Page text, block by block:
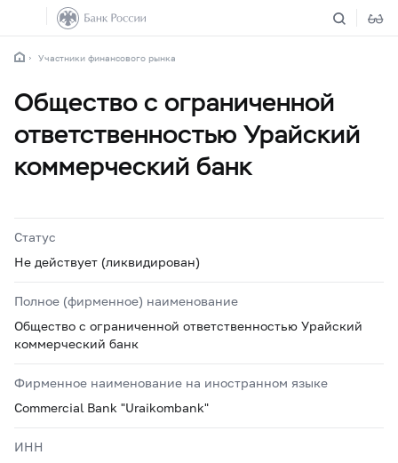
Участники финансового рынка
Общество с ограниченной
ответственностью Урайский
коммерческий банк
Статус
Не действует (ликвидирован)
Полное (фирменное) наименование
Общество с ограниченной ответственностью Урайский
коммерческий банк
Фирменное наименование на иностранном языке
Commercial Bank "Uraikombank"
ИНН